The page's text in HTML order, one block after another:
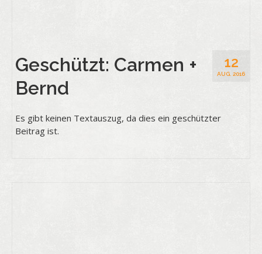
12
AUG. 2016
Geschützt: Carmen +
Bernd
Es gibt keinen Textauszug, da dies ein geschützter
Beitrag ist.